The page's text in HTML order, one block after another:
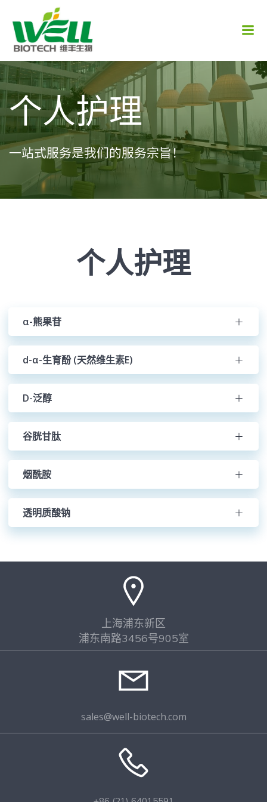
容
个人护理
一站式服务是我们的服务宗旨！
个人护理
α-熊果苷
d-α-生育酚 (天然维生素E)
D-泛醇
谷胱甘肽
烟酰胺
透明质酸钠
上海浦东新区
浦东南路3456号905室
sales@well-biotech.com